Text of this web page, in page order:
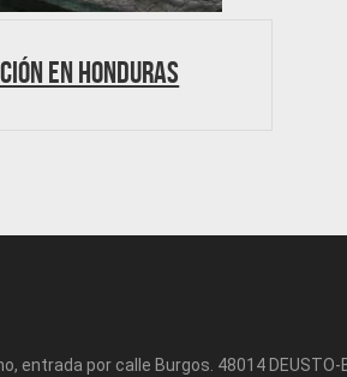
en Honduras
entrada por calle Burgos. 48014 DEUSTO-